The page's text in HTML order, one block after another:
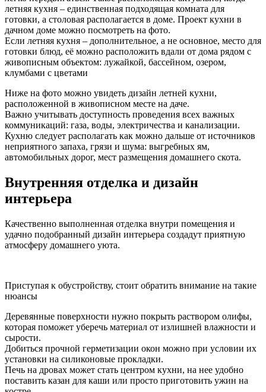
летняя кухня – единственная подходящая комната для
готовки, а столовая располагается в доме. Проект кухни в
дачном доме можно посмотреть на фото.
Если летняя кухня – дополнительное, а не основное, место для
готовки блюд, её можно расположить вдали от дома рядом с
живописным объектом: лужайкой, бассейном, озером,
клумбами с цветами
Ниже на фото можно увидеть дизайн летней кухни,
расположенной в живописном месте на даче.
Важно учитывать доступность проведения всех важных
коммуникаций: газа, воды, электричества и канализации.
Кухню следует располагать как можно дальше от источников
неприятного запаха, грязи и шума: выгребных ям,
автомобильных дорог, мест размещения домашнего скота.
Внутренняя отделка и дизайн
интерьера
Качественно выполненная отделка внутри помещения и
удачно подобранный дизайн интерьера создадут приятную
атмосферу домашнего уюта.
Приступая к обустройству, стоит обратить внимание на такие
нюансы
Деревянные поверхности нужно покрыть раствором олифы,
которая поможет уберечь материал от излишней влажности и
сырости.
Добиться прочной герметизации окон можно при условии их
установки на силиконовые прокладки.
Печь на дровах может стать центром кухни, на нее удобно
поставить казан для каши или просто приготовить ужин на